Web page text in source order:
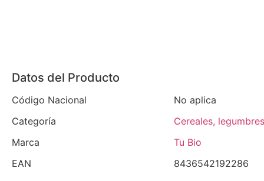
Datos del Producto
Código Nacional
No aplica
Categoría
Cereales,
Marca
Tu Bio
EAN
8436542192286